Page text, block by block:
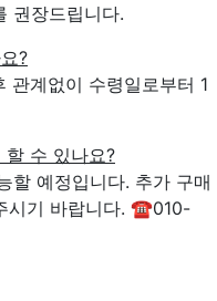
권장드립니다.
?
관계없이 수령일로부터 1
할 수 있나요?
할 예정입니다. 추가 구매
시기 바랍니다. ☎010-